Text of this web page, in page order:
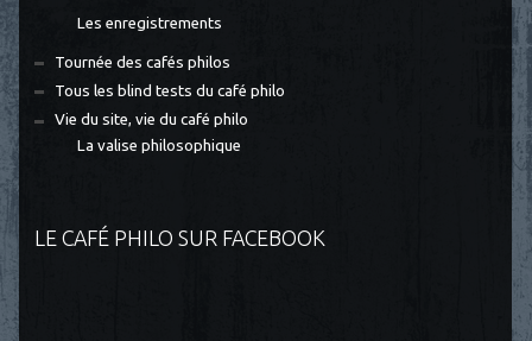
Les enregistrements
Tournée des cafés philos
Tous les blind tests du café philo
Vie du site, vie du café philo
La valise philosophique
LE CAFÉ PHILO SUR FACEBOOK